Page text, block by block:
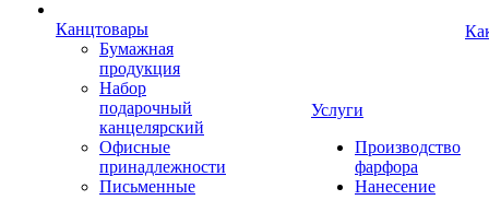
Канцтовары
Бумажная
продукция
Набор
подарочный
канцелярский
Офисные
принадлежности
Письменные
Услуги
Производство
фарфора
Нанесение